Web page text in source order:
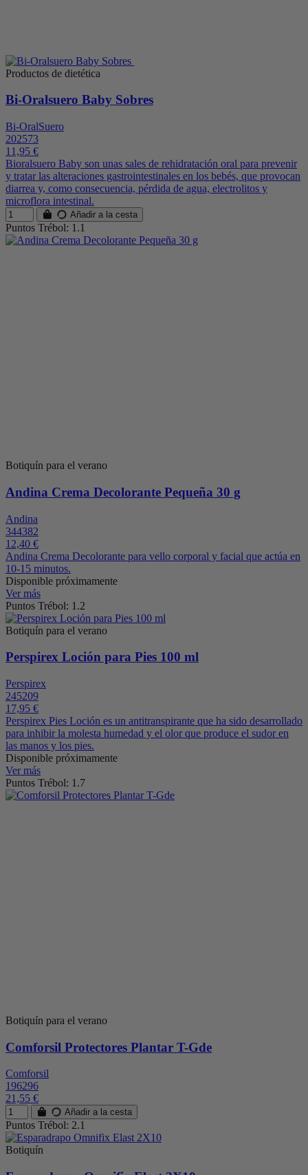
Productos de dietética
Bi-Oralsuero Baby Sobres
Bi-OralSuero
202573
11,95 €
Bioralsuero Baby son unas sales de rehidratación oral para prevenir
y tratar las alteraciones gastrointestinales en los bebés, que provocan
diarrea y, como consecuencia, pérdida de agua, electrolitos y
microflora intestinal.
Añadir a la cesta
Puntos Trébol: 1.1
Botiquín para el verano
Andina Crema Decolorante Pequeña 30 g
Andina
344382
12,40 €
Andina Crema Decolorante para vello corporal y facial que actúa en
10-15 minutos.
Disponible próximamente
Ver más
Puntos Trébol: 1.2
Botiquín para el verano
Perspirex Loción para Pies 100 ml
Perspirex
245209
17,95 €
Perspirex Pies Loción es un antitranspirante que ha sido desarrollado
para inhibir la molesta humedad y el olor que produce el sudor en
las manos y los pies.
Disponible próximamente
Ver más
Puntos Trébol: 1.7
Botiquín para el verano
Comforsil Protectores Plantar T-Gde
Comforsil
196296
21,55 €
Añadir a la cesta
Puntos Trébol: 2.1
Botiquín